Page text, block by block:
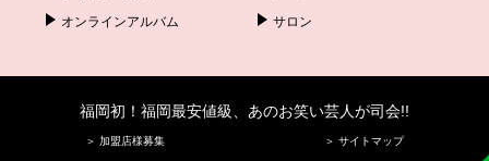
オンラインアルバム サロン
福岡初！福岡最安値級、あのお笑い芸人が司会!!
＞ 加盟店様募集 ＞ サイトマップ